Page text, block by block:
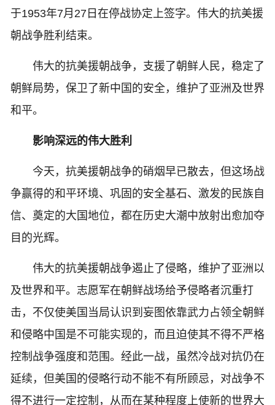
于1953年7月27日在停战协定上签字。伟大的抗美援
朝战争胜利结束。
伟大的抗美援朝战争，支援了朝鲜人民，稳定了
朝鲜局势，保卫了新中国的安全，维护了亚洲及世界
和平。
影响深远的伟大胜利
今天，抗美援朝战争的硝烟早已散去，但这场战
争赢得的和平环境、巩固的安全基石、激发的民族自
信、奠定的大国地位，都在历史大潮中放射出愈加夺
目的光辉。
伟大的抗美援朝战争遏止了侵略，维护了亚洲以
及世界和平。志愿军在朝鲜战场给予侵略者沉重打
击，不仅使美国当局认识到妄图依靠武力占领全朝鲜
和侵略中国是不可能实现的，而且迫使其不得不严格
控制战争强度和范围。经此一战，虽然冷战对抗仍在
延续，但美国的侵略行动不能不有所顾忌，对战争不
得不进行一定控制，从而在某种程度上使新的世界大